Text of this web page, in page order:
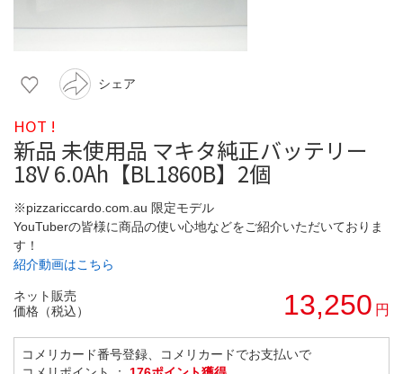
シェア
HOT !
新品 未使用品 マキタ純正バッテリー
18V 6.0Ah【BL1860B】2個
※pizzariccardo.com.au 限定モデル
YouTuberの皆様に商品の使い心地などをご紹介いただいておりま
す！
紹介動画はこちら
ネット販売
価格（税込）
13,250 円
コメリカード番号登録、コメリカードでお支払いで